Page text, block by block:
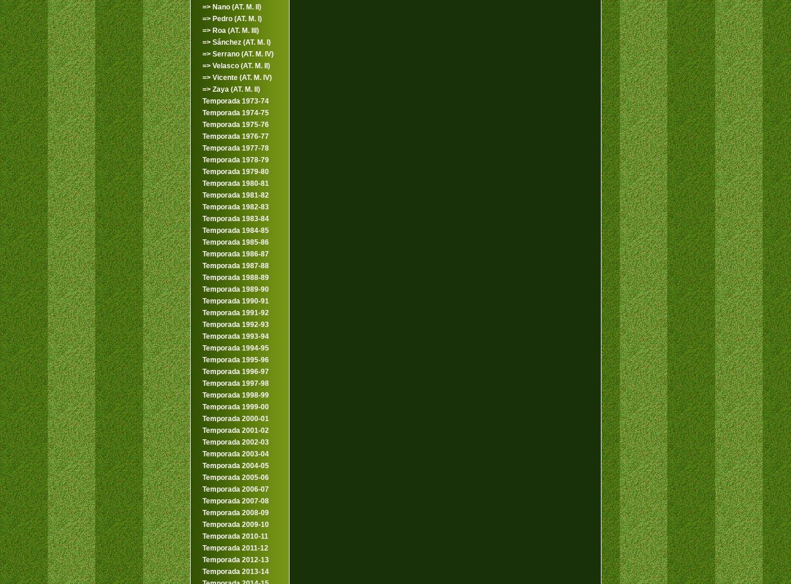
=> Nano (AT. M. II)
=> Pedro (AT. M. I)
=> Roa (AT. M. III)
=> Sánchez (AT. M. I)
=> Serrano (AT. M. IV)
=> Velasco (AT. M. II)
=> Vicente (AT. M. IV)
=> Zaya (AT. M. II)
Temporada 1973-74
Temporada 1974-75
Temporada 1975-76
Temporada 1976-77
Temporada 1977-78
Temporada 1978-79
Temporada 1979-80
Temporada 1980-81
Temporada 1981-82
Temporada 1982-83
Temporada 1983-84
Temporada 1984-85
Temporada 1985-86
Temporada 1986-87
Temporada 1987-88
Temporada 1988-89
Temporada 1989-90
Temporada 1990-91
Temporada 1991-92
Temporada 1992-93
Temporada 1993-94
Temporada 1994-95
Temporada 1995-96
Temporada 1996-97
Temporada 1997-98
Temporada 1998-99
Temporada 1999-00
Temporada 2000-01
Temporada 2001-02
Temporada 2002-03
Temporada 2003-04
Temporada 2004-05
Temporada 2005-06
Temporada 2006-07
Temporada 2007-08
Temporada 2008-09
Temporada 2009-10
Temporada 2010-11
Temporada 2011-12
Temporada 2012-13
Temporada 2013-14